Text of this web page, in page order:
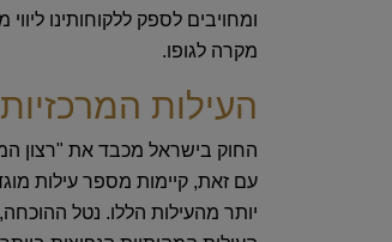
ומחויבים לספק ללקוחותינו
מקרה לגופו.
העילות
החוק בישראל מכבד את "רצון
עם זאת, קיימות מספר עילות
יותר מהעילות הללו. נטל